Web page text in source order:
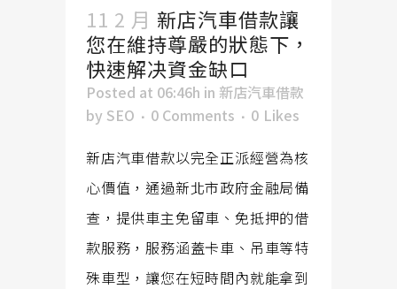
11 2 月 新店汽車借款讓
您在維持尊嚴的狀態下，
快速解决資金缺口
Posted at 06:46h in 新店汽車借款
by SEO 0 Comments 0 Likes
新店汽車借款以完全正派經營為核
心價值，通過新北市政府金融局備
查，提供車主免留車、免抵押的借
款服務，服務涵蓋卡車、吊車等特
殊車型，讓您在短時間內就能拿到